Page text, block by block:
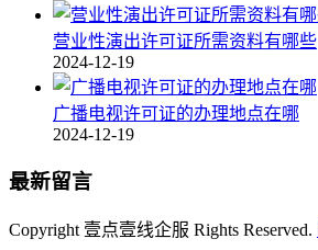
营业性演出许可证所需资料有哪些
2024-12-19
广播电视许可证的办理地点在哪
2024-12-19
最新留言
Copyright 壹点壹线企服 Rights Reserved.